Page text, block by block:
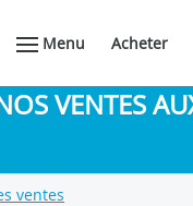
Menu Acheter
VENTES
ventes